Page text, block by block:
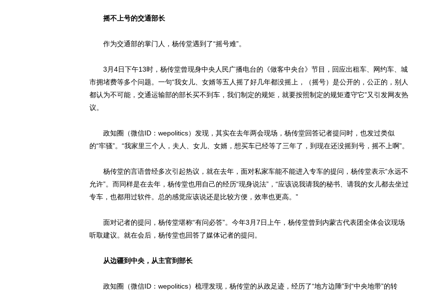
摇不上号的交通部长
作为交通部的掌门人，杨传堂遇到了“摇号难”。
3月4日下午13时，杨传堂曾现身中央人民广播电台的《做客中央台》节目，回应出租车、网约车、城
市拥堵费等多个问题。一句“我女儿、女婿等五人摇了好几年都没摇上，（摇号）是公开的，公正的，别人
都认为不可能，交通运输部的部长买不到车，我们制定的规矩，就要按照制定的规矩遵守它”又引发网友热
议。
政知圈（微信ID：wepolitics）发现，其实在去年两会现场，杨传堂回答记者提问时，也发过类似
的“牢骚”。“我家里三个人，夫人、女儿、女婿，想买车已经等了三年了，到现在还没摇到号，摇不上啊”。
杨传堂的言语曾经多次引起热议，就在去年，面对私家车能不能进入专车的提问，杨传堂表示“永远不
允许”。而同样是在去年，杨传堂也用自己的经历“现身说法”，“应该说我请我的秘书、请我的女儿都去坐过
专车，也都用过软件。总的感觉应该说还是比较方便，效率也更高。”
面对记者的提问，杨传堂堪称“有问必答”。今年3月7日上午，杨传堂曾到内蒙古代表团全体会议现场
听取建议。就在会后，杨传堂也回答了媒体记者的提问。
从边疆到中央，从主官到部长
政知圈（微信ID：wepolitics）梳理发现，杨传堂的从政足迹，经历了“地方边陲”到“中央地带”的转